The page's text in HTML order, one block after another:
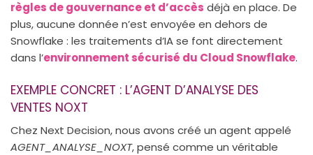
règles de gouvernance et d’accès déjà en place. De
plus, aucune donnée n’est envoyée en dehors de
Snowflake : les traitements d’IA se font directement
dans l’environnement sécurisé du Cloud Snowflake.
EXEMPLE CONCRET : L’AGENT D’ANALYSE DES
VENTES NOXT
Chez Next Decision, nous avons créé un agent appelé
AGENT_ANALYSE_NOXT, pensé comme un véritable